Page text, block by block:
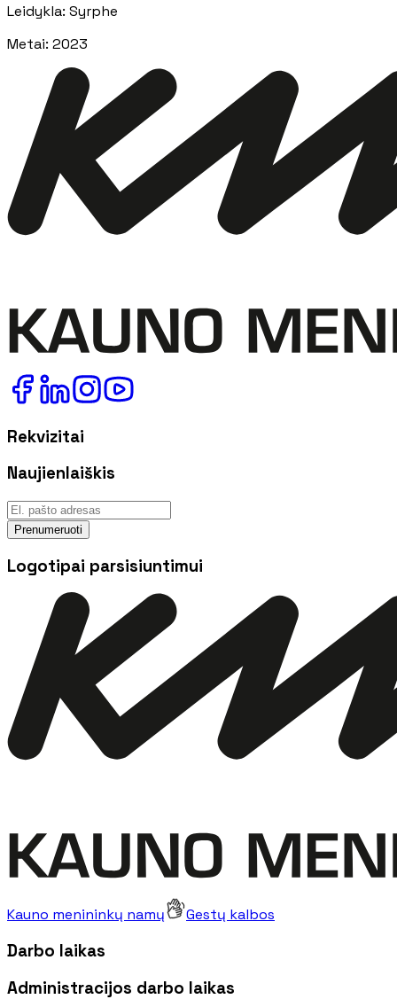
Leidykla: Syrphe
Metai: 2023
Rekvizitai
Naujienlaiškis
Prenumeruoti
Logotipai parsisiuntimui
Kauno menininkų namų Gestų kalbos
Darbo laikas
Administracijos darbo laikas